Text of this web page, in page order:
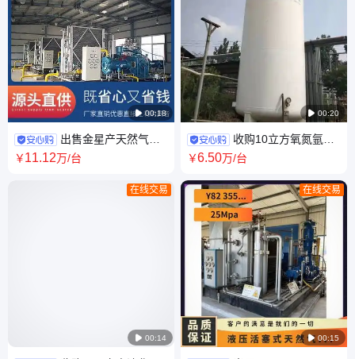
 00:18
出售金星产天然气子
站压缩机 进气压力3到20Mpa
￥11.12万/台
 00:14
在线交易
 00:20
收购10立方氧氮氩储
罐 二氧化碳储贮罐 高压汽化撬
￥6.50万/台
 00:15
在线交易